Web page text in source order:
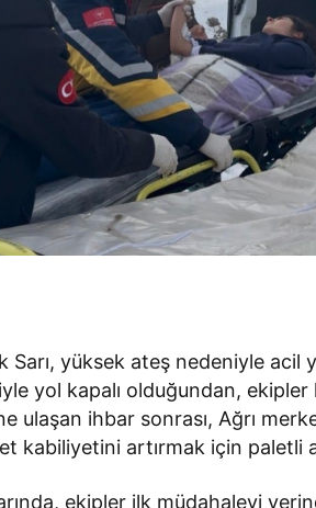
Sarı, yüksek ateş nedeniyle acil
yol kapalı olduğundan,
ulaşan ihbar sonrası, Ağrı
kabiliyetini artırmak için paletli
ekipler ilk müdahaleyi